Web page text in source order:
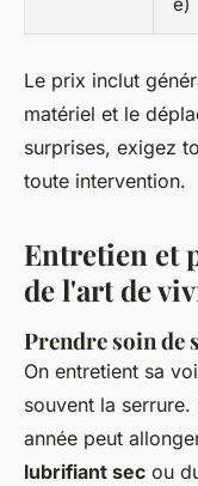
Le prix inclut
matériel et le
surprises, exigez
toute intervention.
Entretien et
de l'art de
Prendre soin de
On entretient sa
souvent la
année peut
lubrifiant sec ou